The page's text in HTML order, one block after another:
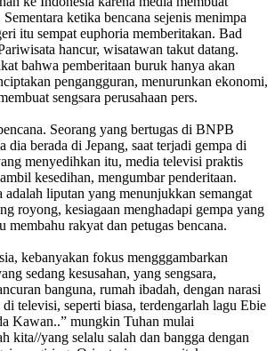
ketika bencana sejenis menimpa
itu sempat euphoria memberitakan. Bad
hancur, wisatawan takut datang.
bahwa pemberitaan buruk hanya akan
pengangguran, menurunkan ekonomi,
sengsara perusahaan pers.
Seorang yang bertugas di BNPB
dia berada di Jepang, saat terjadi gempa di
menyedihkan itu, media televisi praktis
kesedihan, mengumbar penderitaan.
liputan yang menunjukkan semangat
royong, kesiagaan menghadapi gempa yang
membahu rakyat dan petugas bencana.
kebanyakan fokus mengggambarkan
sedang kesusahan, yang sengsara,
banguna, rumah ibadah, dengan narasi
televisi, seperti biasa, terdengarlah lagu Ebie
Kawan..” mungkin Tuhan mulai
kita//yang selalu salah dan bangga dengan